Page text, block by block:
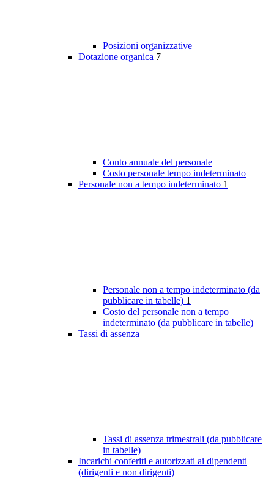
Posizioni organizzative
Dotazione organica 7
Conto annuale del personale
Costo personale tempo indeterminato
Personale non a tempo indeterminato 1
Personale non a tempo indeterminato (da
pubblicare in tabelle) 1
Costo del personale non a tempo
indeterminato (da pubblicare in tabelle)
Tassi di assenza
Tassi di assenza trimestrali (da pubblicare
in tabelle)
Incarichi conferiti e autorizzati ai dipendenti
(dirigenti e non dirigenti)